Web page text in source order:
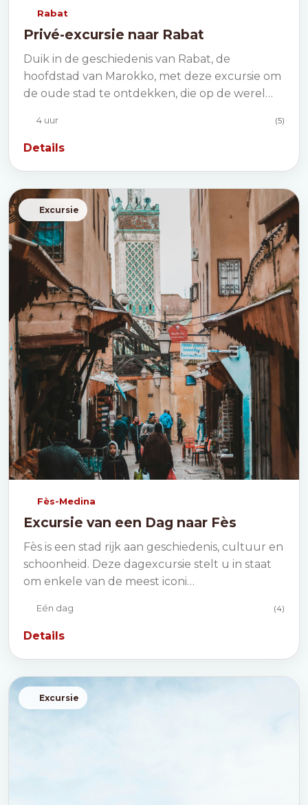
Rabat
Privé-excursie naar Rabat
Duik in de geschiedenis van Rabat, de
hoofdstad van Marokko, met deze excursie om
de oude stad te ontdekken, die op de werel…
4 uur (5)
Details
Excursie
Fès-Medina
Excursie van een Dag naar Fès
Fès is een stad rijk aan geschiedenis, cultuur en
schoonheid. Deze dagexcursie stelt u in staat
om enkele van de meest iconi…
Eén dag (4)
Details
Excursie